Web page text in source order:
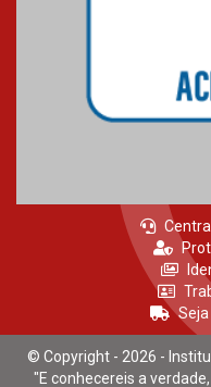
© Copyright - 2026 -
"E conhecereis a